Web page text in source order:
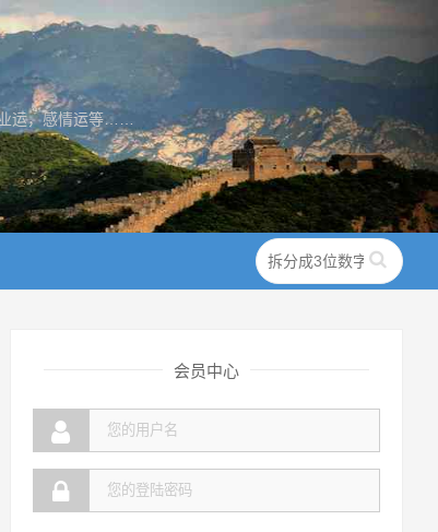
运，感情运等……
会员中心